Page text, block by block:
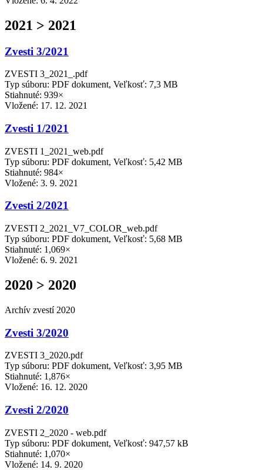
2021 > 2021
Zvesti 3/2021
ZVESTI 3_2021_.pdf
Typ súboru: PDF dokument, Veľkosť: 7,3 MB
Stiahnuté: 939×
Vložené: 17. 12. 2021
Zvesti 1/2021
ZVESTI 1_2021_web.pdf
Typ súboru: PDF dokument, Veľkosť: 5,42 MB
Stiahnuté: 984×
Vložené: 3. 9. 2021
Zvesti 2/2021
ZVESTI 2_2021_V7_COLOR_web.pdf
Typ súboru: PDF dokument, Veľkosť: 5,68 MB
Stiahnuté: 1,069×
Vložené: 6. 9. 2021
2020 > 2020
Archív zvestí 2020
Zvesti 3/2020
ZVESTI 3_2020.pdf
Typ súboru: PDF dokument, Veľkosť: 3,95 MB
Stiahnuté: 1,876×
Vložené: 16. 12. 2020
Zvesti 2/2020
ZVESTI 2_2020 - web.pdf
Typ súboru: PDF dokument, Veľkosť: 947,57 kB
Stiahnuté: 1,070×
Vložené: 14. 9. 2020